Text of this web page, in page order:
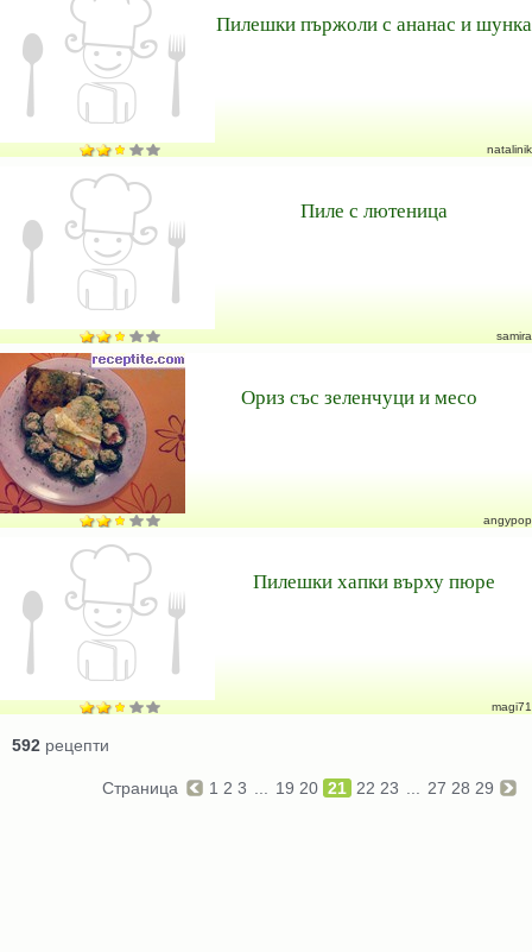
Пилешки пържоли с ананас и шунка
natalinik
Пиле с лютеница
samira
Ориз със зеленчуци и месо
angypop
Пилешки хапки върху пюре
magi71
592 рецепти
Страница 1 2 3 19 20 21 22 23 27 28 29